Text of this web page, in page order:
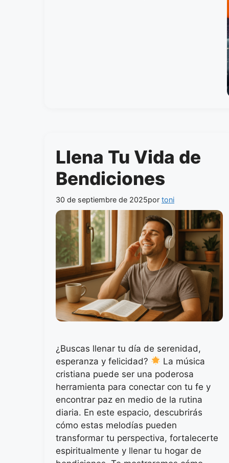
Llena Tu Vida de
Bendiciones
30 de septiembre de 2025por toni
¿Buscas llenar tu día de serenidad,
esperanza y felicidad?
La música
cristiana puede ser una poderosa
herramienta para conectar con tu fe y
encontrar paz en medio de la rutina
diaria. En este espacio, descubrirás
cómo estas melodías pueden
transformar tu perspectiva, fortalecerte
espiritualmente y llenar tu hogar de